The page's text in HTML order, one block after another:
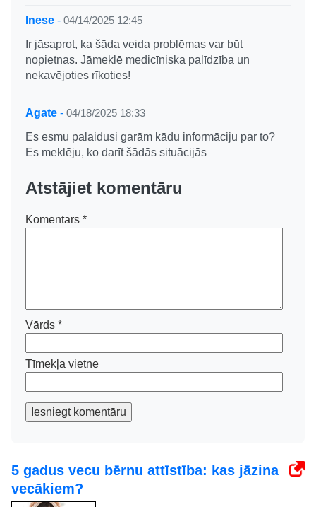
Inese - 04/14/2025 12:45
Ir jāsaprot, ka šāda veida problēmas var būt
nopietnas. Jāmeklē medicīniska palīdzība un
nekavējoties rīkoties!
Agate - 04/18/2025 18:33
Es esmu palaidusi garām kādu informāciju par to?
Es meklēju, ko darīt šādās situācijās
Atstājiet komentāru
Komentārs *
Vārds *
Tīmekļa vietne
Iesniegt komentāru
5 gadus vecu bērnu attīstība: kas jāzina
vecākiem?